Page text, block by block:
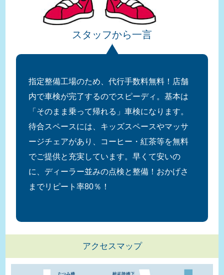
スタッフから一言
指定整備工場のため、代行手数料無料！店舗
内で車検が完了するのでスピーディ。基本は
「そのまま乗って帰れる」車検になります。
待合スペースには、キッズスペースやマッサ
ージチェアがあり、コーヒー・紅茶等を無料
でご提供と充実しています。早くて安いの
に、ディーラー並みの点検と整備！おかげさ
までリピート率80％！
アクセスマップ